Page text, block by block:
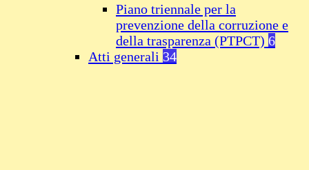
Piano triennale per la
prevenzione della corruzione e
della trasparenza (PTPCT) 6
Atti generali 34